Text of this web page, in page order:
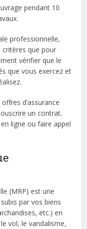
pendant 10
professionnelle,
que pour
vérifier que le
que vous exercez et
d’assurance
un contrat.
ligne ou faire appel
(MRP) est une
par vos biens
etc.) en
vol, le vandalisme,